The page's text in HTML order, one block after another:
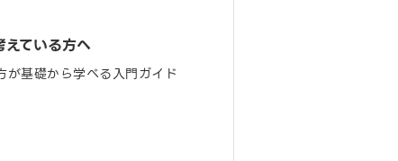
えている方へ
基礎から学べる入門ガイド